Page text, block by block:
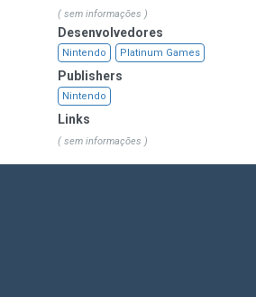
( sem informações )
Desenvolvedores
Nintendo Platinum Games
Publishers
Nintendo
Links
( sem informações )